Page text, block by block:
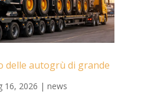
delle autogrù di grande
16, 2026 | news